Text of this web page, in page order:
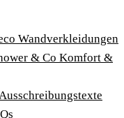
Wandverkleidungen
& Co Komfort &
Ausschreibungstexte